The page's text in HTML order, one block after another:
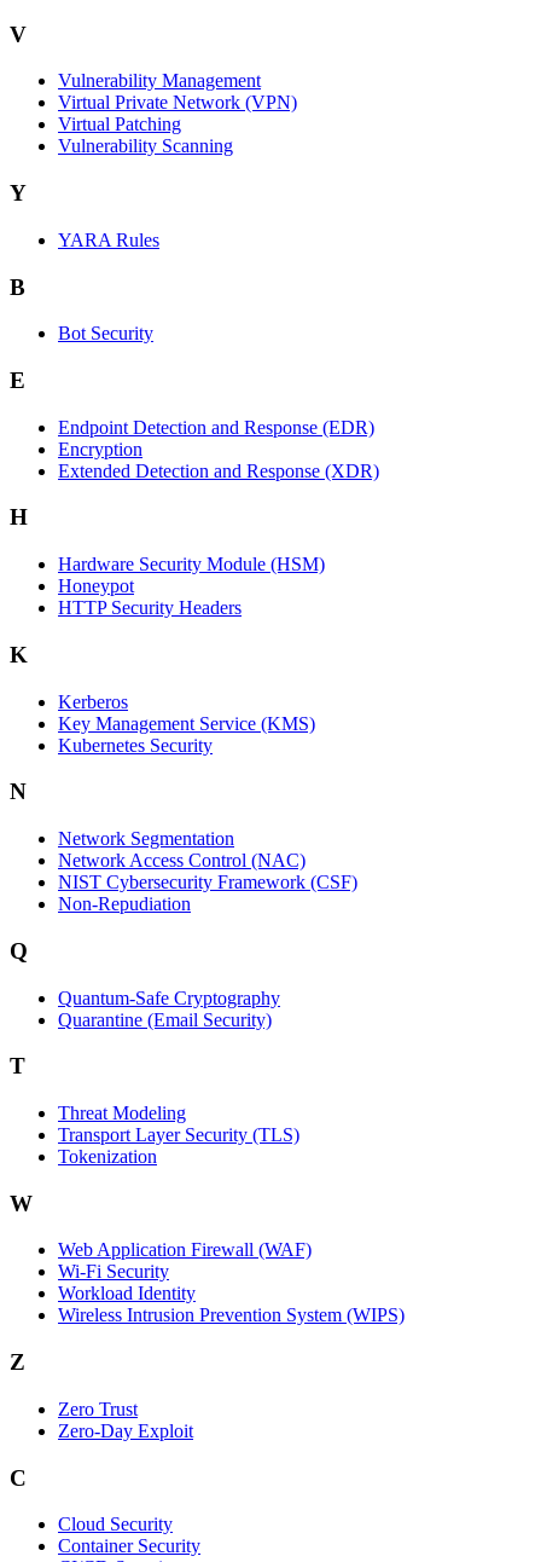
V
Vulnerability Management
Virtual Private Network (VPN)
Virtual Patching
Vulnerability Scanning
Y
YARA Rules
B
Bot Security
E
Endpoint Detection and Response (EDR)
Encryption
Extended Detection and Response (XDR)
H
Hardware Security Module (HSM)
Honeypot
HTTP Security Headers
K
Kerberos
Key Management Service (KMS)
Kubernetes Security
N
Network Segmentation
Network Access Control (NAC)
NIST Cybersecurity Framework (CSF)
Non-Repudiation
Q
Quantum-Safe Cryptography
Quarantine (Email Security)
T
Threat Modeling
Transport Layer Security (TLS)
Tokenization
W
Web Application Firewall (WAF)
Wi‑Fi Security
Workload Identity
Wireless Intrusion Prevention System (WIPS)
Z
Zero Trust
Zero‑Day Exploit
C
Cloud Security
Container Security